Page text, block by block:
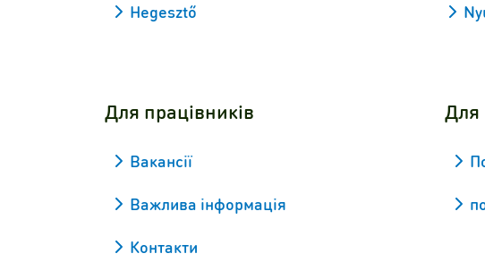
Hegesztő
Для працівників
Вакансії
Важлива інформація
Контакти
Для